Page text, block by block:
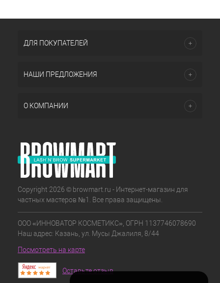
ДЛЯ ПОКУПАТЕЛЕЙ
НАШИ ПРЕДЛОЖЕНИЯ
О КОМПАНИИ
Copyright 2026 © browmart.ru - Интернет-магазин для
частных мастеров №1. Все права защищены.
ООО «ИННОВАТОР КОСМЕТИКС», ОГРН 1137746078690
Наш адрес: Казань, ул. Мусы Джалиля, 8/44
Посмотреть на карте
Оставьте отзыв